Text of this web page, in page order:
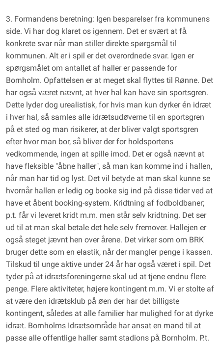
3. Formandens beretning: Igen besparelser fra kommunens
side. Vi har dog klaret os igennem. Det er svært at få
konkrete svar når man stiller direkte spørgsmål til
kommunen. Alt er i spil er det overordnede svar. Igen er
spørgsmålet om antallet af haller er passende for
Bornholm. Opfattelsen er at meget skal flyttes til Rønne. Det
har også været nævnt, at hver hal kan have sin sportsgren.
Dette lyder dog urealistisk, for hvis man kun dyrker én idræt
i hver hal, så samles alle idrætsudøverne til en sportsgren
på et sted og man risikerer, at der bliver valgt sportsgren
efter hvor man bor, så bliver der for holdsportens
vedkommende, ingen at spille imod. Det er også nævnt at
have fleksible "åbne haller", så man kan komme ind i hallen,
når man har tid og lyst. Det vil betyde at man skal kunne se
hvornår hallen er ledig og booke sig ind på disse tider ved at
have et åbent booking-system. Kridtning af fodboldbaner;
p.t. får vi leveret kridt m.m. men står selv kridtning. Det ser
ud til at man skal betale det hele selv fremover. Hallejen er
også steget jævnt hen over årene. Det virker som om BRK
bruger dette som en elastik, når der mangler penge i kassen.
Tilskud til unge aktive under 24 år har også været i spil. Det
tyder på at idrætsforeningerne skal ud at tjene endnu flere
penge. Flere aktiviteter, højere kontingent m.m. Vi er stolte af
at være den idrætsklub på øen der har det billigste
kontingent, således at alle familier har mulighed for at dyrke
idræt. Bornholms Idrætsområde har ansat en mand til at
passe alle offentlige haller samt stadions på Bornholm. P.t.